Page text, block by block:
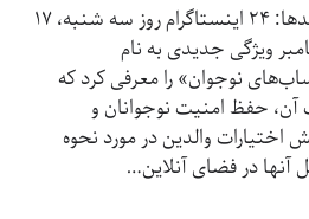
بازدیدها: 24 اینستاگرام روز سه شنبه، ۱۷
ویژگی جدیدی به نام
نوجوان» را معرفی کرد که
حفظ امنیت نوجوانان و
اختیارات والدین در مورد نحوه
آنها در فضای آنلاین…